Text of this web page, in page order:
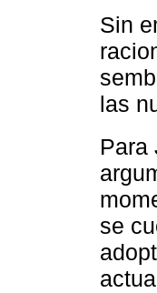
Sin
las
Para
se